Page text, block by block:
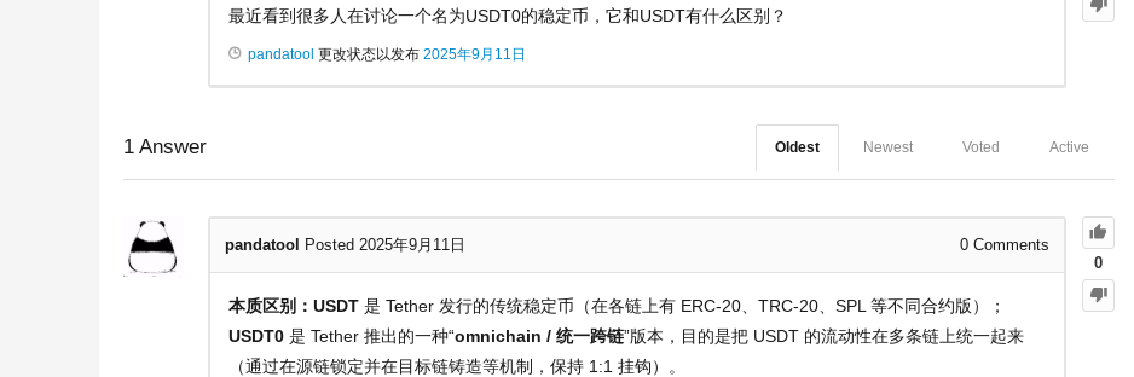
最近看到很多人在讨论一个名为USDT0的稳定币，它和USDT有什么区别？
pandatool 更改状态以发布 2025年9月11日
1 Answer Active
Voted
Newest
Oldest
0
pandatool Posted 2025年9月11日 0 Comments
本质区别：USDT 是 Tether 发行的传统稳定币（在各链上有 ERC-20、TRC-20、SPL 等不同合约版）；
USDT0 是 Tether 推出的一种“omnichain / 统一跨链”版本，目的是把 USDT 的流动性在多条链上统一起来
（通过在源链锁定并在目标链铸造等机制，保持 1:1 挂钩）。